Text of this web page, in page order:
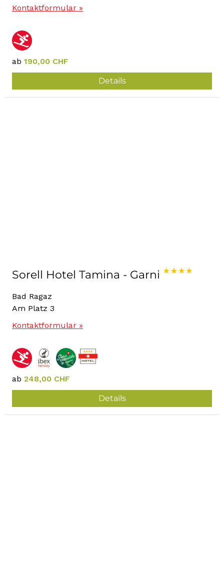
Kontaktformular »
ab 190,00 CHF
Details
Sorell Hotel Tamina - Garni
Bad Ragaz
Am Platz 3
Kontaktformular »
ab 248,00 CHF
Details